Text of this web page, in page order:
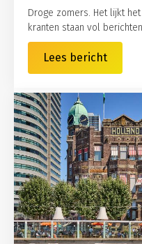
Droge zomers. Het lijkt
kranten staan vol
Lees bericht